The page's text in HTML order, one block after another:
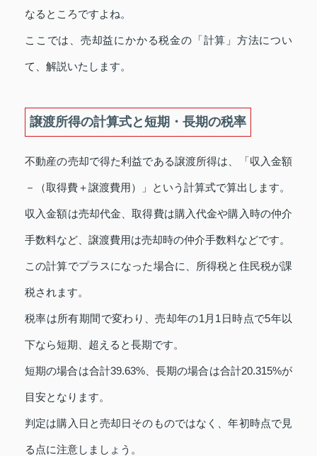
なるところですよね。
ここでは、売却益にかかる税金の「計算」方法につい
て、解説いたします。
譲渡所得の計算式と短期・長期の税率
不動産の売却で得た利益である譲渡所得は、「収入金額
－（取得費＋譲渡費用）」という計算式で算出します。
収入金額は売却代金、取得費は購入代金や購入時の仲介
手数料など、譲渡費用は売却時の仲介手数料などです。
この計算でプラスになった場合に、所得税と住民税が課
税されます。
税率は所有期間で変わり、売却年の1月1日時点で5年以
下なら短期、超えると長期です。
短期の場合は合計39.63%、長期の場合は合計20.315%が
目安となります。
判定は購入日と売却日そのものではなく、年初時点で見
る点に注意しましょう。